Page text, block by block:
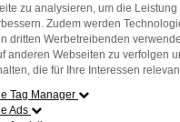
zu analysieren, um die Leistung
Zudem werden
dritten Werbetreibenden
anderen Webseiten zu verfolgen
die für Ihre Interessen
Tag Manager
Ads